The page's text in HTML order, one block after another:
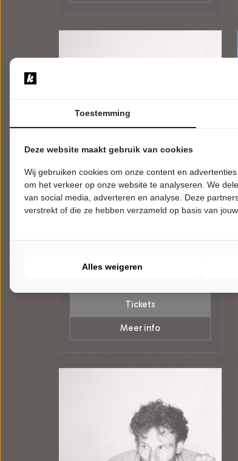
ZATERDAG 19 SEPTEMBER 2026 •
20:00 UUR
Bob Koomen
CABARET
Tickets
Meer info
Toestemming
Deze website maakt gebruik van cookies
Wij gebruiken cookies om onze content en
om het verkeer op onze website te analyseren. We
van social media, adverteren en analyse. Deze
verstrekt of die ze hebben verzameld op basis van
Alles weigeren